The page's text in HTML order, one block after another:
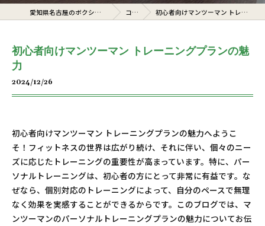
愛知県名古屋のボクシングジムならcerto コラム 初心者向けマンツーマン トレーニングプランの魅力
初心者向けマンツーマン トレーニングプランの魅
力
2024/12/26
初心者向けマンツーマン トレーニングプランの魅力へようこ
そ！フィットネスの世界は広がり続け、それに伴い、個々のニー
ズに応じたトレーニングの重要性が高まっています。特に、パー
ソナルトレーニングは、初心者の方にとって非常に有益です。な
ぜなら、個別対応のトレーニングによって、自分のペースで無理
なく効果を実感することができるからです。このブログでは、マ
ンツーマンのパーソナルトレーニングプランの魅力についてお伝